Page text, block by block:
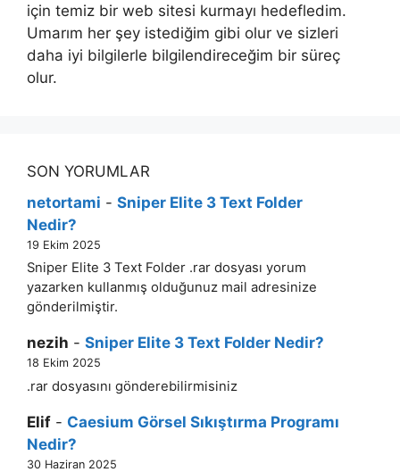
için temiz bir web sitesi kurmayı hedefledim.
Umarım her şey istediğim gibi olur ve sizleri
daha iyi bilgilerle bilgilendireceğim bir süreç
olur.
SON YORUMLAR
netortami - Sniper Elite 3 Text Folder
Nedir?
19 Ekim 2025
Sniper Elite 3 Text Folder .rar dosyası yorum
yazarken kullanmış olduğunuz mail adresinize
gönderilmiştir.
nezih - Sniper Elite 3 Text Folder Nedir?
18 Ekim 2025
.rar dosyasını gönderebilirmisiniz
Elif - Caesium Görsel Sıkıştırma Programı
Nedir?
30 Haziran 2025